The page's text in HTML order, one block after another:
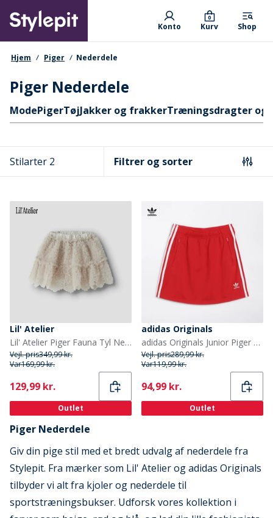
main
content
Primary departments
Konto Kurv
0
Shop
navigationssti
Hjem Piger Nederdele
Piger Nederdele
Hurtige links
ModePigerTøjJakker og frakkerTræningsdragter og
Stilarter 2 Filtrer og sorter
Lil' Atelier
Lil' Atelier Piger Fauna Tyl Nederdel Pumice Stone
Vejl. pris349,99 kr.
Var169,99 kr.
Current
129,99 kr.
Outlet
adidas Originals
adidas Originals Junior Piger Adicolor Firebird Nederdel Better Scarlet
Vejl. pris289,99 kr.
Var119,99 kr.
Current
94,99 kr.
Outlet
Piger Nederdele
Giv din pige stil med et bredt udvalg af nederdele fra
Stylepit. Fra mærker som Lil' Atelier og adidas Originals
tilbyder vi alt fra kjoler og nederdele til
sportstræningsbukser. Udforsk vores kollektion i